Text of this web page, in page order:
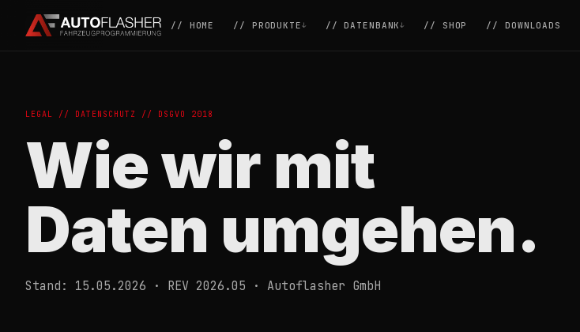
// HOME // PRODUKTE // DATENBANK // SHOP // DOWNLOADS
LEGAL // DATENSCHUTZ // DSGVO 2018
Wie wir mit
Daten umgehen.
Stand: 15.05.2026 · REV 2026.05 · Autoflasher GmbH